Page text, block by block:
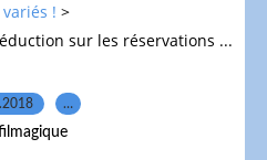
! >
sur les réservations ...
…